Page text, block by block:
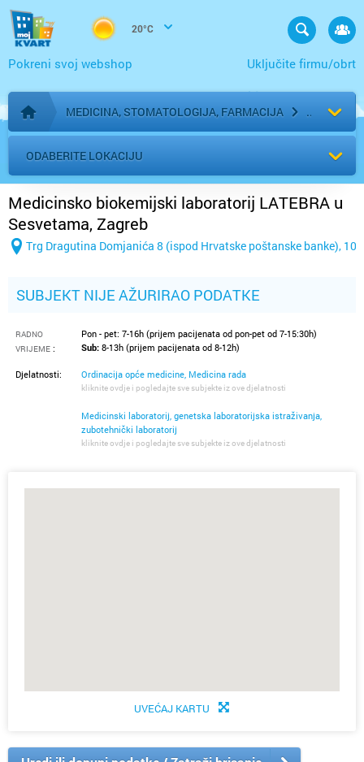
20°C
Uključite firmu/obrt
Pokreni svoj webshop
Početna stranica
MEDICINA, STOMATOLOGIJA, FARMACIJA
ODABERITE LOKACIJU
Medicinsko biokemijski laboratorij LATEBRA u
Sesvetama, Zagreb
Trg Dragutina Domjanića 8 (ispod Hrvatske poštanske banke),
SUBJEKT NIJE AŽURIRAO PODATKE
RADNO
VRIJEME:
Pon - pet: 7-16h (prijem pacijenata od pon-pet od 7-15:30h)
Sub:8-13h (prijem pacijenata od 8-12h)
Djelatnosti: Ordinacija opće medicine, Medicina rada
kliknite ovdje i pogledajte sve subjekte iz ove djelatnosti
Medicinski laboratorij, genetska laboratorijska istraživanja,
zubotehnički laboratorij
kliknite ovdje i pogledajte sve subjekte iz ove djelatnosti
UVEĆAJ KARTU